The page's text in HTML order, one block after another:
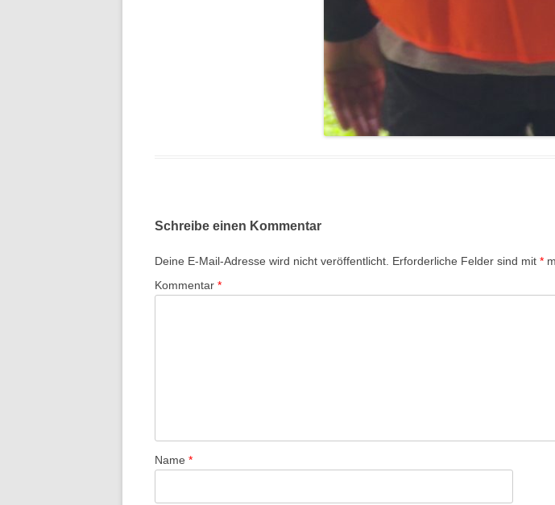
Schreibe einen Kommentar
Deine E-Mail-Adresse wird nicht veröffentlicht. Erforderliche Felder sind mit *
Kommentar *
Name *